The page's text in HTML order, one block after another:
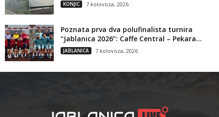
KONJIC 7 kolovoza, 2026
Poznata prva dva polufinalista turnira
“Jablanica 2026”: Caffe Central – Pekara...
JABLANICA 7 kolovoza, 2026